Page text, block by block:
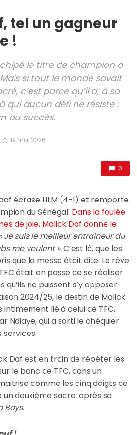
tel un gagneur
!
le titre de champion à
si tout le monde savait
c’est parce qu’il a, à sa
qui aucun défi ne résiste :
du succès.
19 mai 2026
0
écrase HLM (4-1) et remporte
du Sénégal. Dans la foulée
de joie, Malick Daf donne le
« Je suis le meilleur entraîneur du
me veulent ».C’est là, que les
que la messe était dite. Le rêve
était en passe de se réaliser
qu’ils ne puissent s’y opposer.
2024/25, le destin de Malick
lié à celui de TFC,
Ndiaye, qui a sorti le chéquier
services.
Daf est en train de répéter les
le banc de TFC, dans un
comme les cinq doigts de
un deuxième sacre, après sa
Boys.